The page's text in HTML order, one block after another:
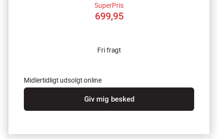
SuperPris
699,95
Fri fragt
Midlertidligt udsolgt online
Giv mig besked